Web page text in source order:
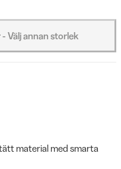
- Välj annan storlek
material med smarta